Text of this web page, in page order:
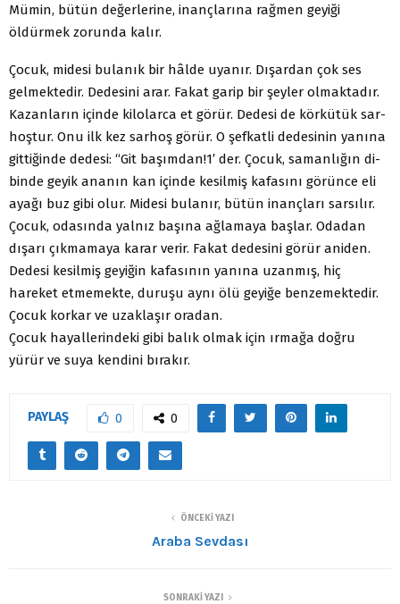
Mümin, bütün de­ğerlerine, inançlarına rağmen geyiği
öldürmek zorunda kalır.
Çocuk, midesi bulanık bir hâlde uyanır. Dışardan çok ses
gelmektedir. Dedesini arar. Fakat garip bir şeyler olmaktadır.
Kazanların içinde kilolarca et görür. Dedesi de körkütük sar­
hoştur. Onu ilk kez sarhoş görür. O şefkatli dedesinin yanına
gittiğinde dedesi: “Git başımdan!1′ der. Çocuk, samanlığın di­
binde geyik ananın kan içinde kesilmiş kafasını görünce eli
ayağı buz gibi olur. Midesi bulanır, bütün inançları sarsılır.
Ço­cuk, odasında yalnız başına ağlamaya başlar. Odadan
dışarı çıkmamaya karar verir. Fakat dedesini görür aniden.
Dedesi kesilmiş geyiğin kafasının yanına uzanmış, hiç
hareket etme­mekte, duruşu aynı ölü geyiğe benzemektedir.
Çocuk korkar ve uzaklaşır oradan.
Çocuk hayallerindeki gibi balık olmak için ırmağa doğru
yürür ve suya kendini bırakır.
PAYLAŞ 0 0
ÖNCEKI YAZI
Araba Sevdası
SONRAKI YAZI